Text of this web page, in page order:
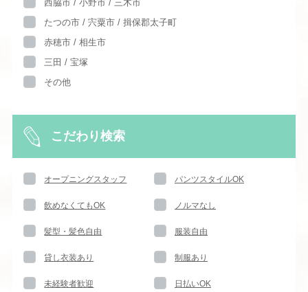
西脇市 / 小野市 / 三木市
たつの市 / 宍粟市 / 揖保郡太子町
赤穂市 / 相生市
三田 / 宝塚
その他
こだわり検索
オープニングスタッフ パンツスタイルOK
飲めなくてもOK ノルマなし
髪型・髪色自由 服装自由
貸し衣装あり 制服あり
未経験者歓迎 日払いOK